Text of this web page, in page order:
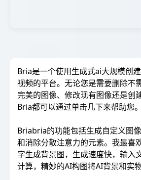
Bria是一个使用生成式ai大规模创
视频的平台。无论您是需要删除不
完美的图像、修改现有图像还是创
Bria都可以通过单击几下来帮助您。
Briabria的功能包括生成自定义图
和消除分散注意力的元素。我最喜
字生成背景图，生成速度快，输入
计算，精妙的AI构图将AI背景和实